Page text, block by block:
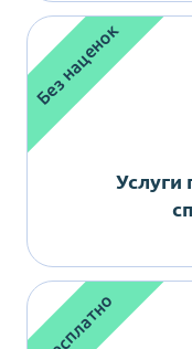
Без наценок
Услуги
Бесплатно